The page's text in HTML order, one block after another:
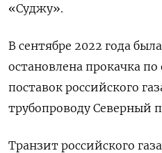
«Суджу».
В сентябре 2022 года
остановлена прокачка
поставок российского
трубопроводу Северный
Транзит российского